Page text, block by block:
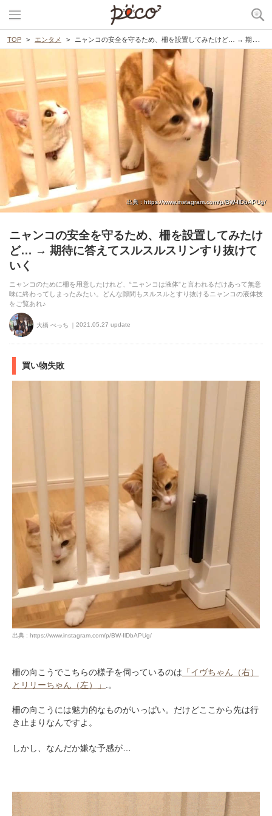
TOP エンタメ ニャンコの安全を守るため、柵を設置してみたけど… → 期待に答えてスルスルスリンすり抜けていく
出典 : https://www.instagram.com/p/BW-IlDbAPUg/
ニャンコの安全を守るため、柵を設置してみたけ
ど… → 期待に答えてスルスルスリンすり抜けて
いく
ニャンコのために柵を用意したけれど、“ニャンコは液体”と言われるだけあって無意
味に終わってしまったみたい。どんな隙間もスルスルとすり抜けるニャンコの液体技
をご覧あれ♪
大橋 ぺっち 2021.05.27 update
買い物失敗
出典 : https://www.instagram.com/p/BW-IlDbAPUg/
柵の向こうでこちらの様子を伺っているのは 「イヴちゃん（右）
とリリーちゃん（左）」
.。
柵の向こうには魅力的なものがいっぱい。だけどここから先は行
き止まりなんですよ。
しかし、なんだか嫌な予感が…